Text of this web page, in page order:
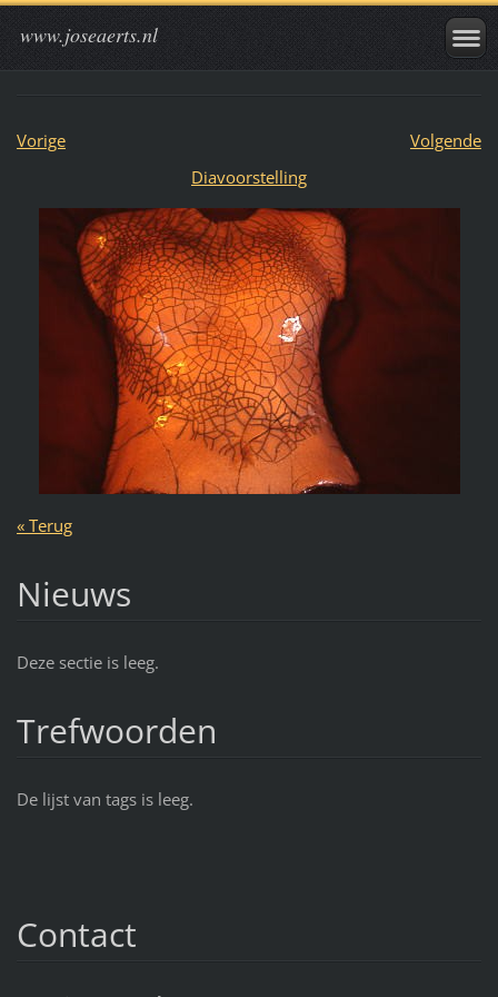
www.joseaerts.nl
Vorige
Volgende
Diavoorstelling
« Terug
Nieuws
Deze sectie is leeg.
Trefwoorden
De lijst van tags is leeg.
Contact